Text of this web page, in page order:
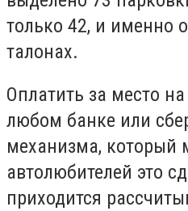
только 42, и именно
талонах.
Оплатить за место
любом банке или
механизма, который
автолюбителей это
приходится